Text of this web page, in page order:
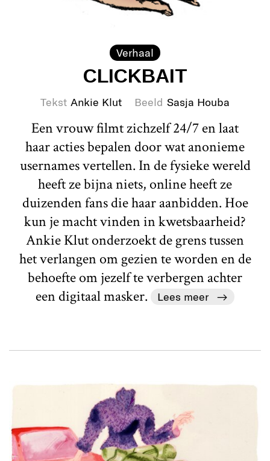
Verhaal
CLICKBAIT
Tekst Ankie Klut Beeld Sasja Houba
Een vrouw filmt zichzelf 24/7 en laat
haar acties bepalen door wat anonieme
usernames vertellen. In de fysieke wereld
heeft ze bijna niets, online heeft ze
duizenden fans die haar aanbidden. Hoe
kun je macht vinden in kwetsbaarheid?
Ankie Klut onderzoekt de grens tussen
het verlangen om gezien te worden en de
behoefte om jezelf te verbergen achter
een digitaal masker.
Lees meer